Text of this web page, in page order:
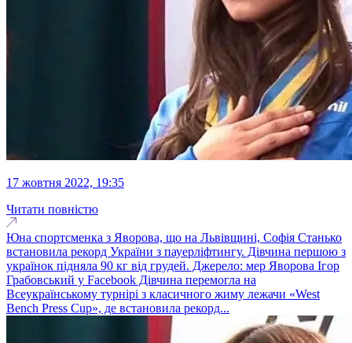
17 жовтня 2022, 19:35
Читати повністю
Юна спортсменка з Яворова, що на Львівщині, Софія Станько
встановила рекорд України з пауерліфтингу. Дівчина першою з
українок підняла 90 кг від грудей. Джерело: мер Яворова Ігор
Грабовський у Facebook Дівчина перемогла на
Всеукраїнському турнірі з класичного жиму лежачи «West
Bench Press Cup», де встановила рекорд...